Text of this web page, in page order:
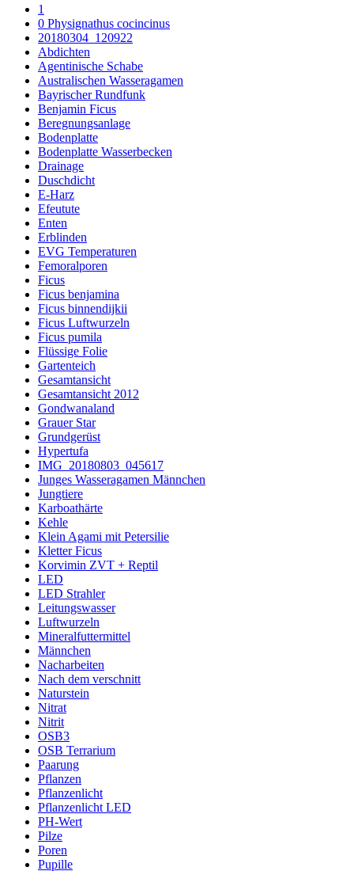
1
0 Physignathus cocincinus
20180304_120922
Abdichten
Agentinische Schabe
Australischen Wasseragamen
Bayrischer Rundfunk
Benjamin Ficus
Beregnungsanlage
Bodenplatte
Bodenplatte Wasserbecken
Drainage
Duschdicht
E-Harz
Efeutute
Enten
Erblinden
EVG Temperaturen
Femoralporen
Ficus
Ficus benjamina
Ficus binnendijkii
Ficus Luftwurzeln
Ficus pumila
Flüssige Folie
Gartenteich
Gesamtansicht
Gesamtansicht 2012
Gondwanaland
Grauer Star
Grundgerüst
Hypertufa
IMG_20180803_045617
Junges Wasseragamen Männchen
Jungtiere
Karboathärte
Kehle
Klein Agami mit Petersilie
Kletter Ficus
Korvimin ZVT + Reptil
LED
LED Strahler
Leitungswasser
Luftwurzeln
Mineralfuttermittel
Männchen
Nacharbeiten
Nach dem verschnitt
Naturstein
Nitrat
Nitrit
OSB3
OSB Terrarium
Paarung
Pflanzen
Pflanzenlicht
Pflanzenlicht LED
PH-Wert
Pilze
Poren
Pupille